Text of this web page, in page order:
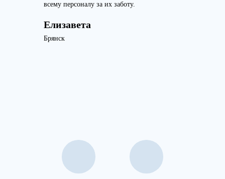
всему персоналу за их заботу.
Елизавета
Брянск